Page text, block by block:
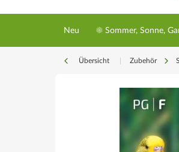
Neu ☀️ Sommer, Sonne,
Übersicht Zubehör